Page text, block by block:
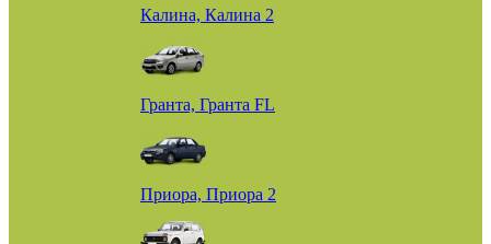
Калина, Калина 2
Гранта, Гранта FL
Приора, Приора 2